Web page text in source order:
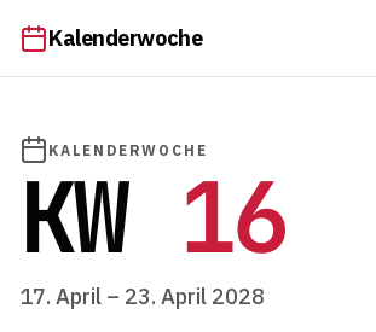
Kalenderwoche
KALENDERWOCHE
KW 16
17. April – 23. April 2028